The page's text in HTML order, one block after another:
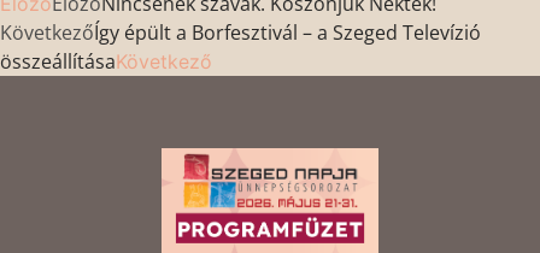
KövetkezőÍgy épült a Borfesztivál – a Szeged Televízió
összeállításaKövetkező